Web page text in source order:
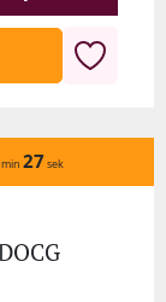
min 27 sek